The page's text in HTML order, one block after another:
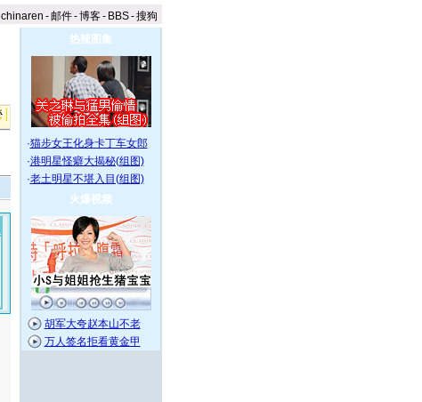
chinaren -邮件-博客- BBS-搜狗
热辣图集
·猫步女王化身卡丁车女郎
·港明星怪癖大揭秘(组图)
·老土明星不堪入目(组图)
火爆视频
胡军大夸赵本山不老
万人签名拒看黄金甲